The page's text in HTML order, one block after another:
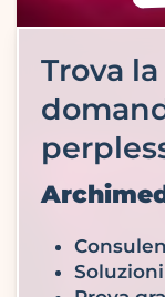
Trova